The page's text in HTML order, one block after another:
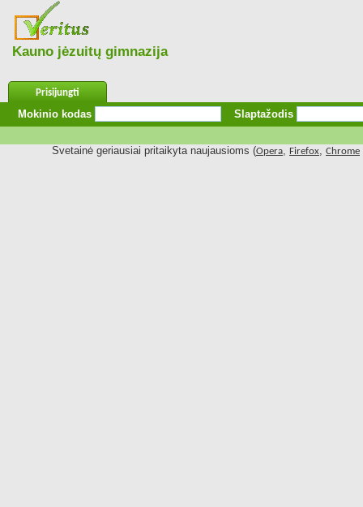
Kauno jėzuitų gimnazija
Prisijungti
Mokinio kodas Slaptažodis
Svetainė geriausiai pritaikyta naujausioms (Opera, Firefox, Chrome